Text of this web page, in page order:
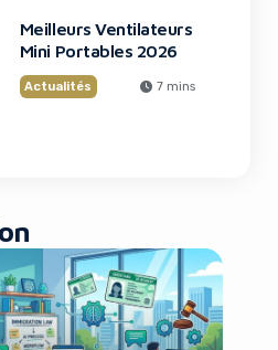
Meilleurs Ventilateurs
Mini Portables 2026
Actualités 7 mins